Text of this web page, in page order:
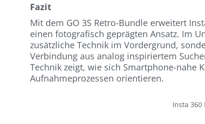
Fazit
Mit dem GO 3S Retro-Bundle erweitert
einen fotografisch geprägten Ansatz. Im
zusätzliche Technik im Vordergrund,
Verbindung aus analog inspiriertem
Technik zeigt, wie sich Smartphone-nahe
Aufnahmeprozessen orientieren.
Insta 360